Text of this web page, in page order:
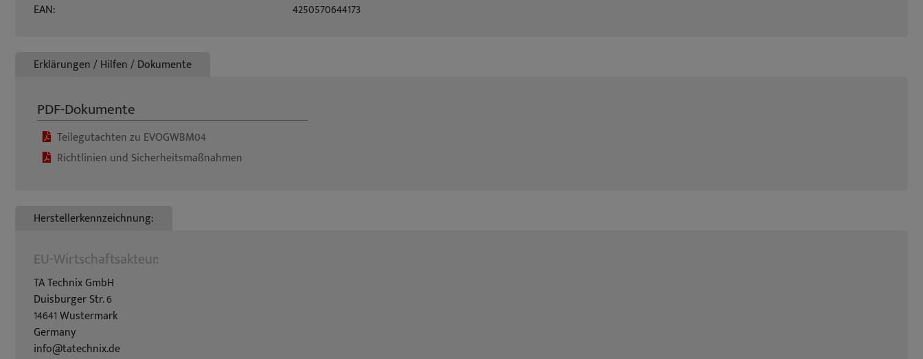
EAN:
4250570644173
Erklärungen / Hilfen / Dokumente
PDF-Dokumente
Teilegutachten zu EVOGWBM04
Richtlinien und Sicherheitsmaßnahmen
Herstellerkennzeichnung:
EU-Wirtschaftsakteur:
TA Technix GmbH
Duisburger Str. 6
14641 Wustermark
Germany
info@tatechnix.de